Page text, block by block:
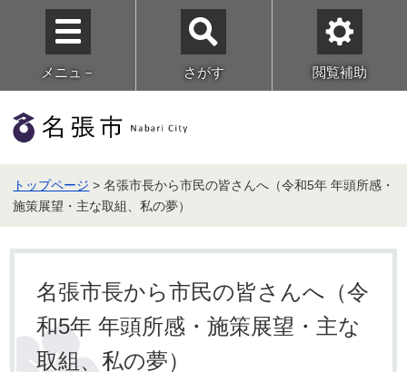
メニュ－ さがす 閲覧補助
トップページ > 名張市長から市民の皆さんへ（令和5年 年頭所感・
施策展望・主な取組、私の夢）
名張市長から市民の皆さんへ（令
和5年 年頭所感・施策展望・主な
取組、私の夢）